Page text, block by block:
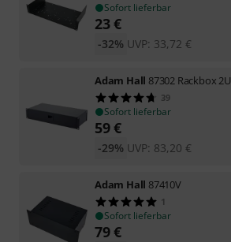
Sofort lieferbar
23€
UVP: 33,72 €
-32%
Adam Hall 87302 Rackbox 2U
39
Sofort lieferbar
59€
UVP: 83,20 €
-29%
Adam Hall 87410V
1
Sofort lieferbar
79€